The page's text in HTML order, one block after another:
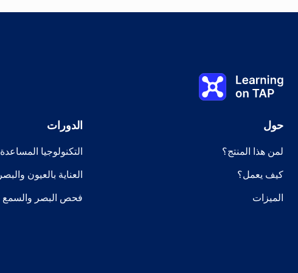
Learning on TAP الصفحة الرئيسية
حول
لمن هذا المنتج؟
كيف يعمل؟
الميزات
الدورات
التكنولوجيا المساعدة
العناية بالعيون والبصر
فحص البصر والسمع